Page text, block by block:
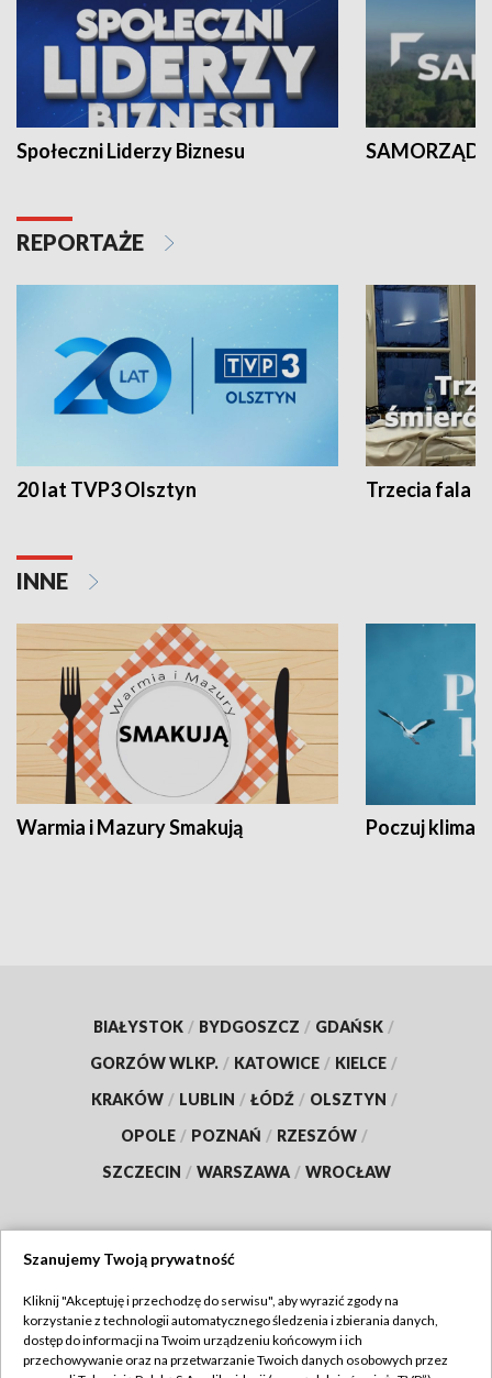
Społeczni Liderzy Biznesu SAMORZĄD
REPORTAŻE
20 lat TVP3 Olsztyn Trzecia fala -
INNE
Warmia i Mazury Smakują Poczuj klimat
BIAŁYSTOK / BYDGOSZCZ / GDAŃSK /
GORZÓW WLKP. / KATOWICE / KIELCE /
KRAKÓW / LUBLIN / ŁÓDŹ / OLSZTYN /
OPOLE / POZNAŃ / RZESZÓW /
SZCZECIN / WARSZAWA / WROCŁAW
TVP
Abonament TVP
Regulamin TVP
Szanujemy Twoją prywatność
Kliknij "Akceptuję i przechodzę do serwisu", aby wyrazić zgody na
korzystanie z technologii automatycznego śledzenia i zbierania danych,
dostęp do informacji na Twoim urządzeniu końcowym i ich
przechowywanie oraz na przetwarzanie Twoich danych osobowych przez